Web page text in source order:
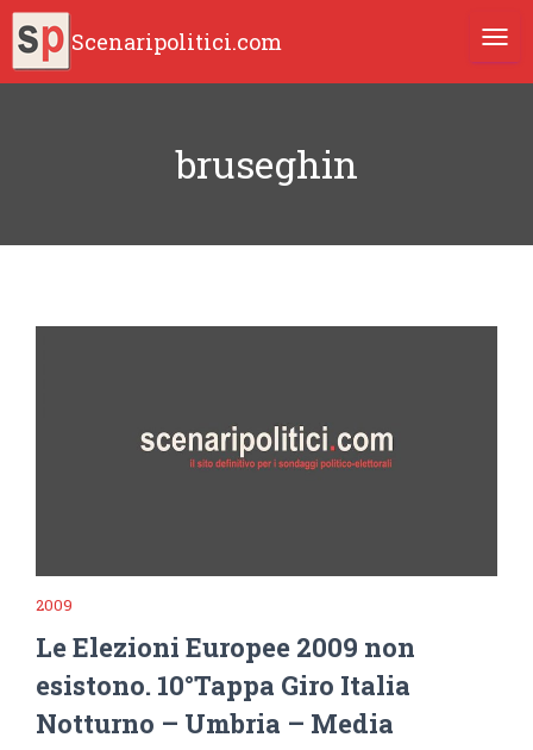
Scenaripolitici.com
bruseghin
2009
Le Elezioni Europee 2009 non
esistono. 10°Tappa Giro Italia
Notturno – Umbria – Media